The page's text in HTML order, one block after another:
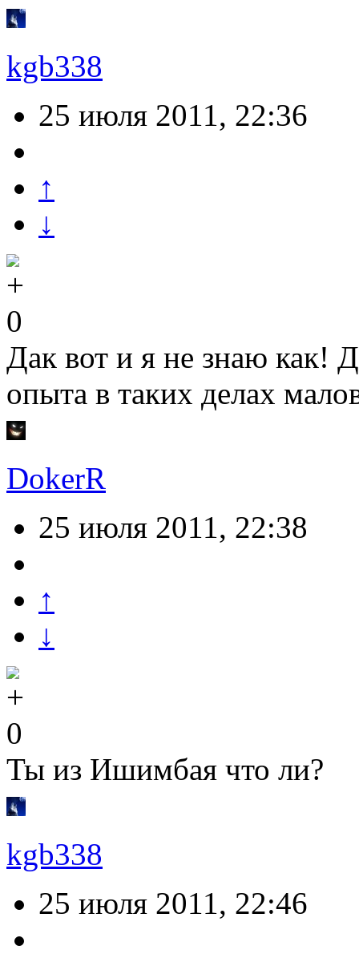
kgb338
25 июля 2011, 22:36
↑
↓
0
Дак вот и я не знаю как!
опыта в таких делах
DokerR
25 июля 2011, 22:38
↑
↓
0
Ты из Ишимбая что ли?
kgb338
25 июля 2011, 22:46